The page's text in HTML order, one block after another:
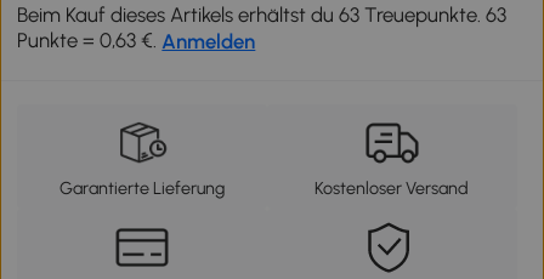
Beim Kauf dieses Artikels erhältst du 63 Treuepunkte. 63
Punkte = 0,63 €. Anmelden
Garantierte Lieferung Kostenloser Versand